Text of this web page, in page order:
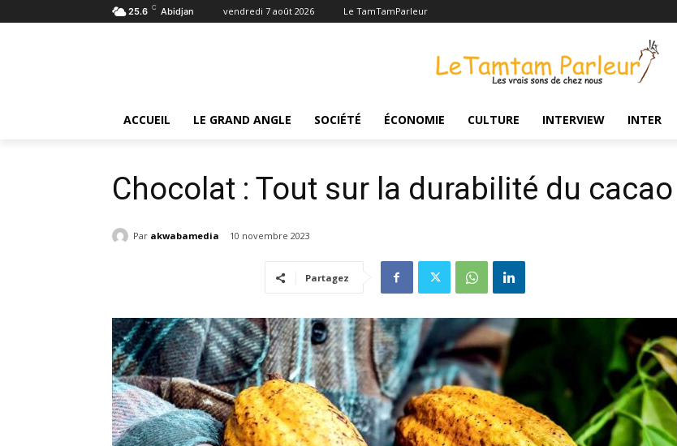
25.6 C Abidjan vendredi 7 août 2026 Le TamTamParleur
ACCUEIL LE GRAND ANGLE SOCIÉTÉ ÉCONOMIE CULTURE INTERVIEW INTER
Accueil Le Grand angle Chocolat : Tout sur la durabilité du cacao
Chocolat : Tout sur la durabilité du cacao
Par akwabamedia 10 novembre 2023
Partagez